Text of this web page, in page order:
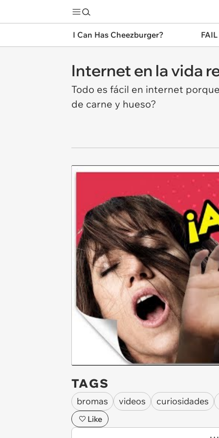
I Can Has Cheezburger?
Internet en la vida
Todo es fácil en internet
de carne y hueso?
TAGS
bromas videos curiosidades
Like